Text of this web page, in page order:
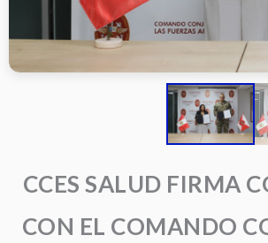
CCES SALUD FIRMA
CON EL COMANDO